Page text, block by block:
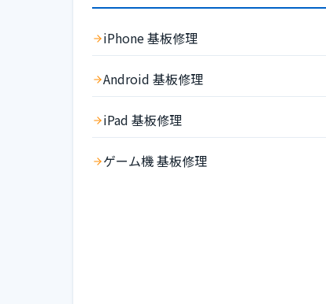
iPhone 基板修理
Android 基板修理
iPad 基板修理
ゲーム機 基板修理